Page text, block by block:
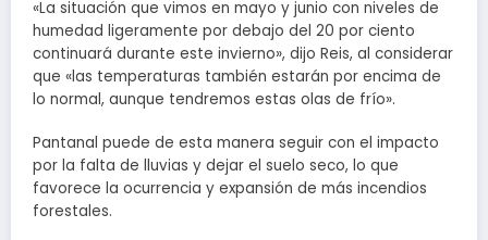
«La situación que vimos en mayo y junio con niveles de
humedad ligeramente por debajo del 20 por ciento
continuará durante este invierno», dijo Reis, al considerar
que «las temperaturas también estarán por encima de
lo normal, aunque tendremos estas olas de frío».
Pantanal puede de esta manera seguir con el impacto
por la falta de lluvias y dejar el suelo seco, lo que
favorece la ocurrencia y expansión de más incendios
forestales.